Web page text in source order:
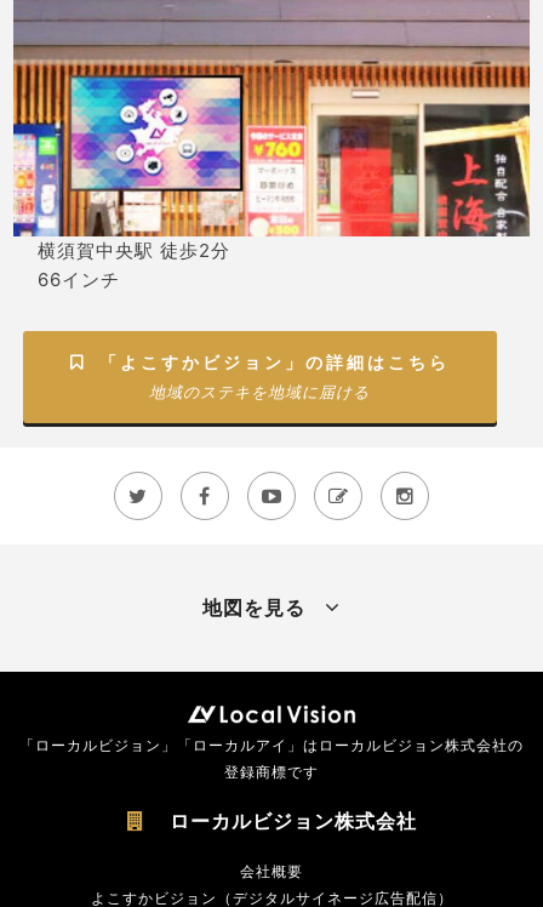
横須賀中央駅 徒歩2分
66インチ
 「よこすかビジョン」の詳細はこちら
地域のステキを地域に届ける
    
地図を見る
「ローカルビジョン」「ローカルアイ」はローカルビジョン株式会社の
登録商標です
 ローカルビジョン株式会社
会社概要
よこすかビジョン（デジタルサイネージ広告配信）